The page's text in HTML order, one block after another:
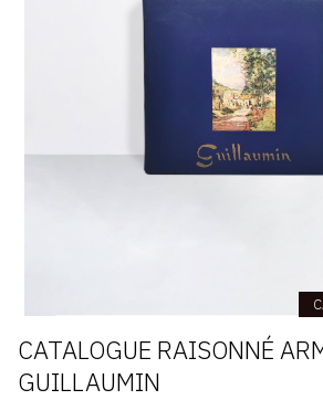
CATALOGUE RAISONNÉ
GUILLAUMIN